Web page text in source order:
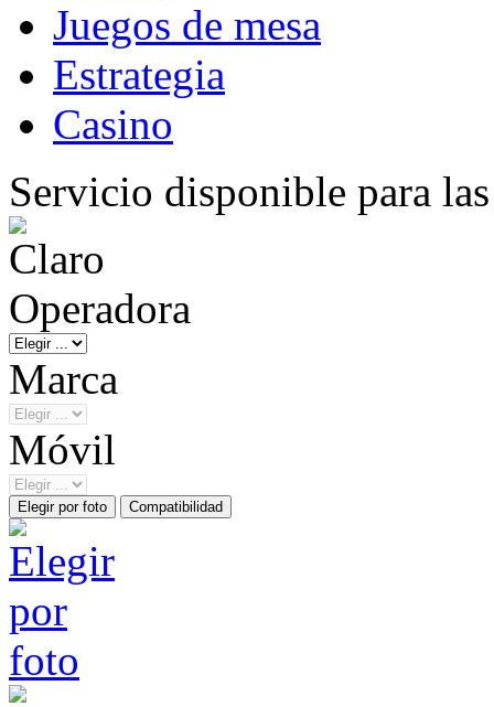
Juegos de mesa
Estrategia
Casino
Servicio disponible para
Operadora
Marca
Móvil